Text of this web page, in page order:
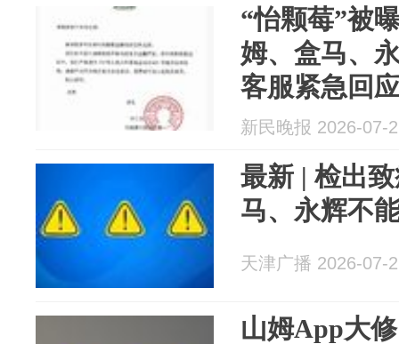
“怡颗莓”被
姆、盒马、
客服紧急回
合规
新民晚报 2026-07-
最新 | 检出
马、永辉不
天津广播 2026-07-
山姆App大